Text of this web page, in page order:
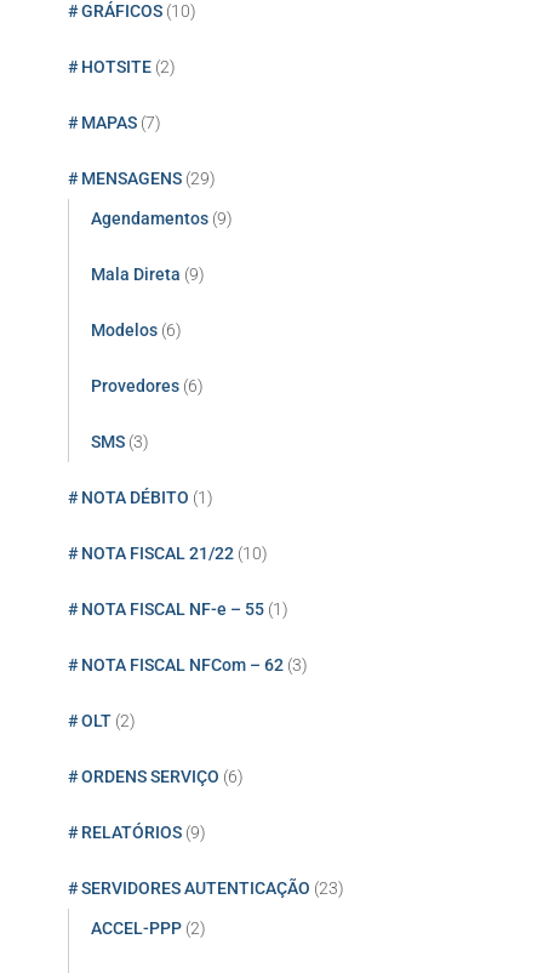
# GRÁFICOS (10)
# HOTSITE (2)
# MAPAS (7)
# MENSAGENS (29)
Agendamentos (9)
Mala Direta (9)
Modelos (6)
Provedores (6)
SMS (3)
# NOTA DÉBITO (1)
# NOTA FISCAL 21/22 (10)
# NOTA FISCAL NF-e – 55 (1)
# NOTA FISCAL NFCom – 62 (3)
# OLT (2)
# ORDENS SERVIÇO (6)
# RELATÓRIOS (9)
# SERVIDORES AUTENTICAÇÃO (23)
ACCEL-PPP (2)